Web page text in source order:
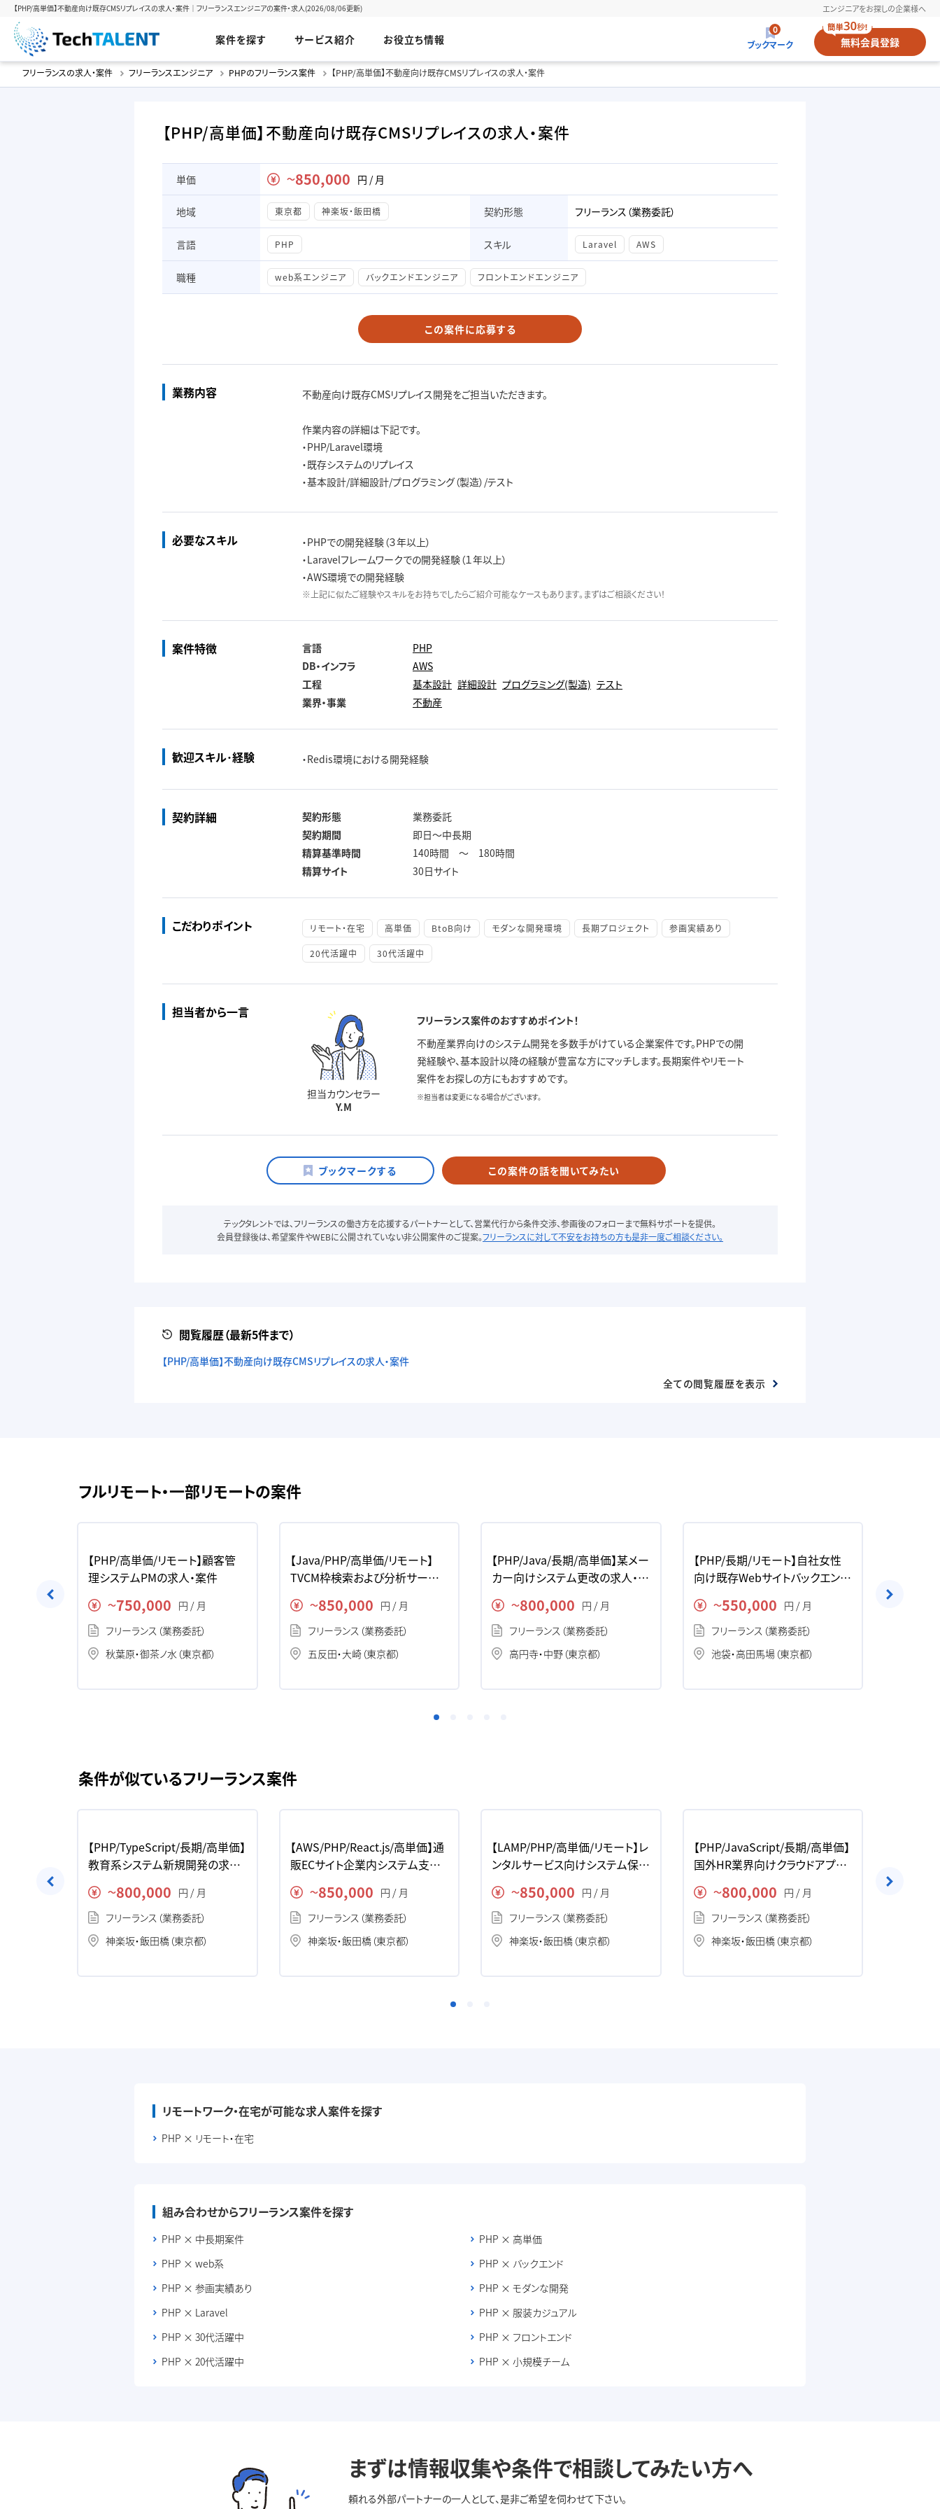
【PHP/高単価】不動産向け既存CMSリプレイスの求人・案件｜フリーランスエンジニアの案件・求人(2026/08/06更新) エンジニアをお探しの企業様へ
案件を探す サービス紹介 お役立ち情報 ブックマーク
0
無料会員登録
フリーランスの求人・案件 フリーランスエンジニア PHPのフリーランス案件 【PHP/高単価】不動産向け既存CMSリプレイスの求人・案件
【PHP/高単価】不動産向け既存CMSリプレイスの求人・案件
単価 〜850,000 円 / 月
地域 東京都 神楽坂・飯田橋 契約形態 フリーランス（業務委託）
言語 PHP スキル Laravel AWS
職種 web系エンジニア バックエンドエンジニア フロントエンドエンジニア
この案件に応募する
業務内容 不動産向け既存CMSリプレイス開発をご担当いただきます。
作業内容の詳細は下記です。
・PHP/Laravel環境
・既存システムのリプレイス
・基本設計/詳細設計/プログラミング（製造）/テスト
必要なスキル
・PHPでの開発経験（３年以上）
・Laravelフレームワークでの開発経験（１年以上）
・AWS環境での開発経験
※上記に似たご経験やスキルをお持ちでしたらご紹介可能なケースもあります。まずはご相談ください！
案件特徴 言語
PHP
DB・インフラ
AWS
工程
基本設計 詳細設計 プログラミング(製造) テスト
業界・事業
不動産
歓迎スキル･経験 ・Redis環境における開発経験
契約詳細 契約形態
業務委託
契約期間
即日～中長期
精算基準時間
140時間 ～ 180時間
精算サイト
30日サイト
こだわりポイント リモート・在宅 高単価 BtoB向け モダンな開発環境 長期プロジェクト 参画実績あり
20代活躍中 30代活躍中
担当者から一言
担当カウンセラー
Y.M
フリーランス案件のおすすめポイント！
不動産業界向けのシステム開発を多数手がけている企業案件です。PHPでの開
発経験や、基本設計以降の経験が豊富な方にマッチします。長期案件やリモート
案件をお探しの方にもおすすめです。
※担当者は変更になる場合がございます。
この案件の話を聞いてみたい
テックタレントでは、フリーランスの働き方を応援するパートナーとして、営業代行から条件交渉、参画後のフォローまで無料サポートを提供。
会員登録後は、希望案件やWEBに公開されていない非公開案件のご提案。フリーランスに対して不安をお持ちの方も是非一度ご相談ください。
閲覧履歴（最新5件まで）
【PHP/高単価】不動産向け既存CMSリプレイスの求人・案件
全ての閲覧履歴を表示
フルリモート・一部リモートの案件
【PHP/高単価/リモート】顧客管
理システムPMの求人・案件
〜750,000 円 / 月
フリーランス（業務委託）
秋葉原・御茶ノ水（東京都）
【Java/PHP/高単価/リモート】
TVCM枠検索および分析サービス
開発の求人・案件
〜850,000 円 / 月
フリーランス（業務委託）
五反田・大崎（東京都）
【PHP/Java/長期/高単価】某メー
カー向けシステム更改の求人・案
件
〜800,000 円 / 月
フリーランス（業務委託）
高円寺・中野（東京都）
【PHP/長期/リモート】自社女性
向け既存Webサイトバックエンド
開発の求人・案件
〜550,000 円 / 月
フリーランス（業務委託）
池袋・高田馬場（東京都）
条件が似ているフリーランス案件
【PHP/TypeScript/長期/高単価】
教育系システム新規開発の求人・
案件
〜800,000 円 / 月
フリーランス（業務委託）
神楽坂・飯田橋（東京都）
【AWS/PHP/React.js/高単価】通
販ECサイト企業内システム支援
の求人・案件
〜850,000 円 / 月
フリーランス（業務委託）
神楽坂・飯田橋（東京都）
【LAMP/PHP/高単価/リモート】レ
ンタルサービス向けシステム保守
開発の求人・案件
〜850,000 円 / 月
フリーランス（業務委託）
神楽坂・飯田橋（東京都）
【PHP/JavaScript/長期/高単価】
国外HR業界向けクラウドアプリ
ケーション開発の求人・案件
〜800,000 円 / 月
フリーランス（業務委託）
神楽坂・飯田橋（東京都）
リモートワーク・在宅が可能な求人案件を探す
PHP × リモート・在宅
組み合わせからフリーランス案件を探す
PHP × 中長期案件
PHP × 高単価
PHP × web系
PHP × バックエンド
PHP × 参画実績あり
PHP × モダンな開発
PHP × Laravel
PHP × 服装カジュアル
PHP × 30代活躍中
PHP × フロントエンド
PHP × 20代活躍中
PHP × 小規模チーム
まずは情報収集や条件で相談してみたい方へ
頼れる外部パートナーの一人として、是非ご希望を伺わせて下さい。